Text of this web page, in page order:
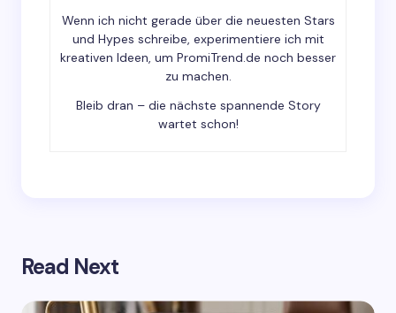
Submit Comment
Wenn ich nicht gerade über die neuesten Stars
und Hypes schreibe, experimentiere ich mit
kreativen Ideen, um PromiTrend.de noch besser
zu machen.
Bleib dran – die nächste spannende Story
wartet schon!
Read Next